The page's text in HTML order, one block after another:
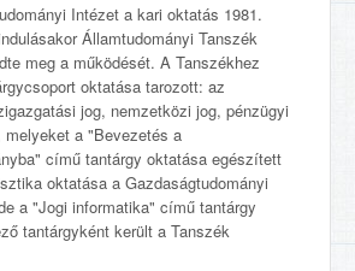
Intézet a kari oktatás 1981.
Államtudományi Tanszék
meg a működését. A Tanszékhez
oktatása tarozott: az
jog, nemzetközi jog, pénzügyi
a "Bevezetés a
című tantárgy oktatása egészített
oktatása a Gazdaságtudományi
a "Jogi informatika" című tantárgy
tantárgyként került a Tanszék